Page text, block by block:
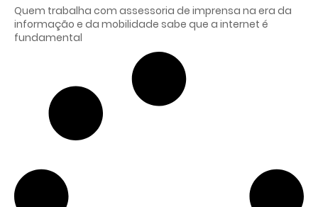
Quem trabalha com assessoria de imprensa na era da
informação e da mobilidade sabe que a internet é
fundamental